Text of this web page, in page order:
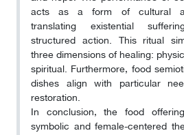
acts as a form of cultural
translating existential
structured action. This ritual
three dimensions of healing:
spiritual. Furthermore, food
dishes align with particular
restoration.
In conclusion, the food
symbolic and female-centered